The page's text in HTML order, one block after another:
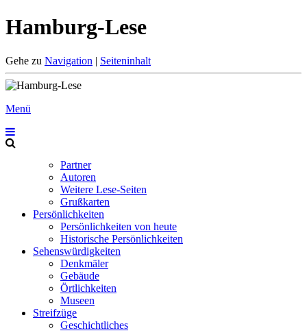
Hamburg-Lese
Gehe zu Navigation | Seiteninhalt
Menü
Partner
Autoren
Weitere Lese-Seiten
Grußkarten
Persönlichkeiten
Persönlichkeiten von heute
Historische Persönlichkeiten
Sehenswürdigkeiten
Denkmäler
Gebäude
Örtlichkeiten
Museen
Streifzüge
Geschichtliches